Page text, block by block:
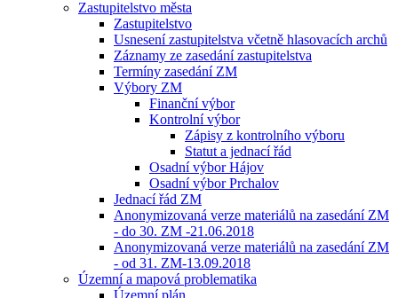
Zastupitelstvo města
Zastupitelstvo
Usnesení zastupitelstva včetně hlasovacích archů
Záznamy ze zasedání zastupitelstva
Termíny zasedání ZM
Výbory ZM
Finanční výbor
Kontrolní výbor
Zápisy z kontrolního výboru
Statut a jednací řád
Osadní výbor Hájov
Osadní výbor Prchalov
Jednací řád ZM
Anonymizovaná verze materiálů na zasedání ZM
- do 30. ZM -21.06.2018
Anonymizovaná verze materiálů na zasedání ZM
- od 31. ZM-13.09.2018
Územní a mapová problematika
Územní plán